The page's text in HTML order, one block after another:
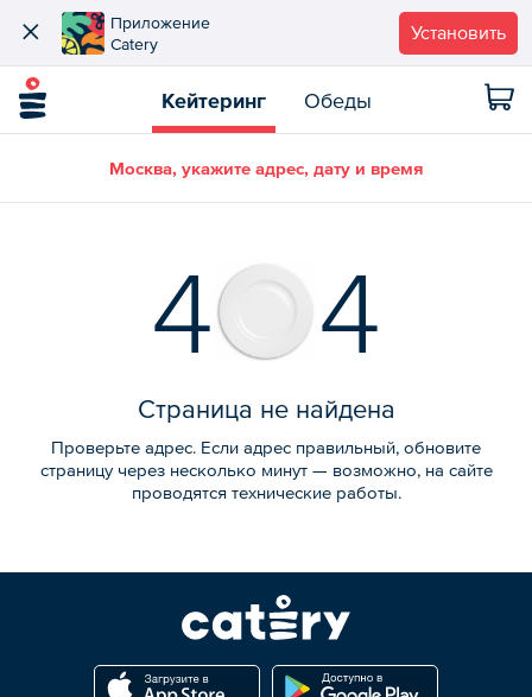
Приложение
Catery
Установить
Кейтеринг Обеды
Москва, укажите адрес, дату и время
4 4
Страница не найдена
Проверьте адрес. Если адрес правильный, обновите
страницу через несколько минут — возможно, на сайте
проводятся технические работы.